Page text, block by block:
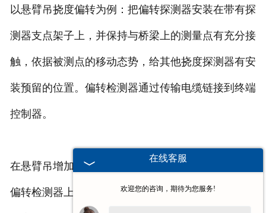
以悬臂吊挠度偏转为例：把偏转探测器安装在带有探
测器支点架子上，并保持与桥梁上的测量点有充分接
触，依据被测点的移动态势，给其他挠度探测器有安
装预留的位置。偏转检测器通过传输电缆链接到终端
控制器。
在悬臂吊增加载荷的时候，发生挠度偏移的时候，在
偏转检测器上面放置对应的位移传感器，来测量对应
在线客服
欢迎您的咨询，期待为您服务!